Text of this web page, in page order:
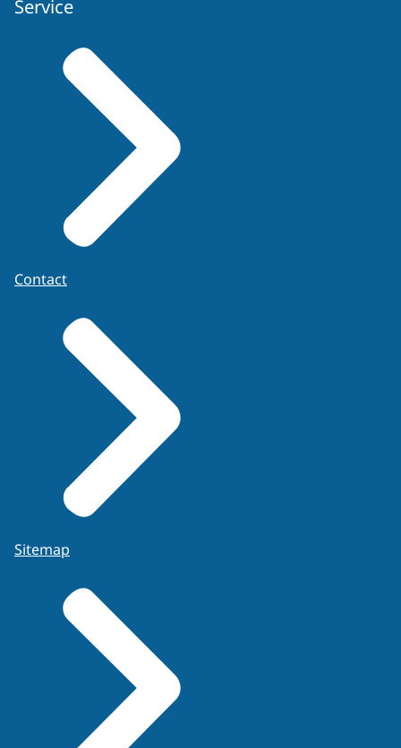
Service
Contact
Sitemap